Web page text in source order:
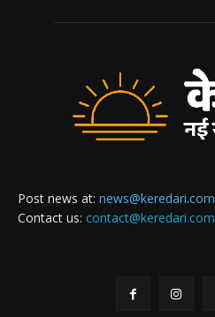
Post news at: news@keredari.com
Contact us: contact@keredari.com